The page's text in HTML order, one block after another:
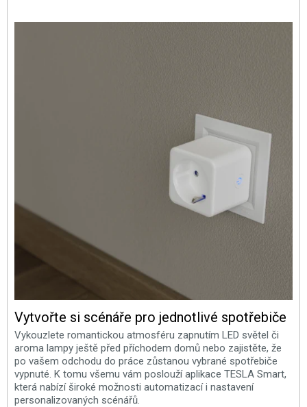
Vytvořte si scénáře pro jednotlivé spotřebiče
Vykouzlete romantickou atmosféru zapnutím LED světel či
aroma lampy ještě před příchodem domů nebo zajistěte, že
po vašem odchodu do práce zůstanou vybrané spotřebiče
vypnuté. K tomu všemu vám poslouží aplikace TESLA Smart,
která nabízí široké možnosti automatizací i nastavení
personalizovaných scénářů.